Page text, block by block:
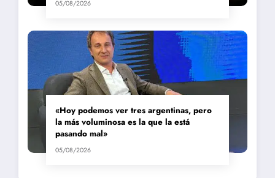
05/08/2026
«Hoy podemos ver tres argentinas, pero
la más voluminosa es la que la está
pasando mal»
05/08/2026